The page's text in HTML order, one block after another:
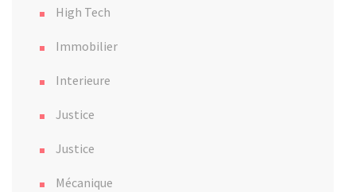
High Tech
Immobilier
Interieure
Justice
Justice
Mécanique